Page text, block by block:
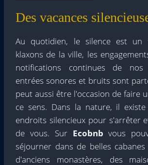
Des vacances
Au quotidien, le silence est un
klaxons de la ville, les
notifications continues de nos
entrées sonores et bruits sont
peut aussi être l'occasion de faire
ce sens. Dans la nature, il
endroits silencieux pour s'arrêter
de vous. Sur Ecobnb vous
séjourner dans de belles
d'anciens monastères, des